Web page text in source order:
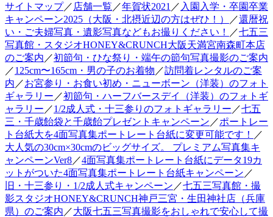
サイトマップ／ 店舗一覧 ／年賀状2021 ／ 入園入学・卒園卒業
キャンペーン2025（大阪・北摂近辺の方はぜひ！）
／還暦祝
い・ご夫婦写真・遺影写真などもお撮りください！ ／七五三
写真館・スタジオHONEY&CRUNCH大阪天満宮南森町本店
のご案内 ／初節句・ひな祭り・端午の節句写真撮影のご案内
／125cm〜165cm・男の子のお着物 ／訪問着レンタルのご案
内 ／お宮参り・お食い初め・ニューボーン（洋装）のフォト
ギャラリー ／初節句・ハーフバースデイ（洋装）のフォトギ
ャラリー ／1/2成人式・十三参りのフォトギャラリー ／七五
三・千歳飴袋と千歳飴プレゼントキャンペーン ／ポートレー
ト台紙大を4面写真集ポートレート台紙に変更可能です！ ／
大人気の30cm×30cmのビッグサイズ。 プレミアム写真集キ
ャンペーンVer8／4面写真集ポートレート台紙にデータ19カ
ットがついた4面写真集ポートレート台紙キャンペーン ／
旧・十三参り・1/2成人式キャンペーン ／七五三写真館・撮
影スタジオHONEY&CRUNCH神戸三宮・生田神社店（兵庫
県）のご案内 ／大阪七五三写真撮影をおしゃれで安心して撮